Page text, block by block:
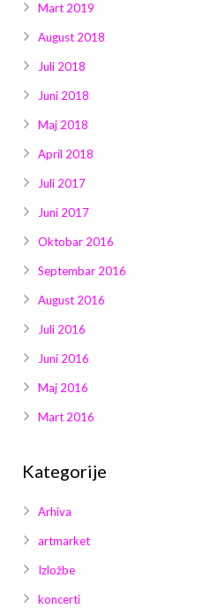
Mart 2019
August 2018
Juli 2018
Juni 2018
Maj 2018
April 2018
Juli 2017
Juni 2017
Oktobar 2016
Septembar 2016
August 2016
Juli 2016
Juni 2016
Maj 2016
Mart 2016
Kategorije
Arhiva
artmarket
Izložbe
koncerti